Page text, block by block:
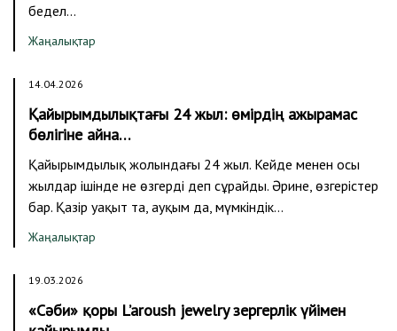
бедел…
Жаңалықтар
14.04.2026
Қайырымдылықтағы 24 жыл: өмірдің ажырамас
бөлігіне айна…
Қайырымдылық жолындағы 24 жыл. Кейде менен осы
жылдар ішінде не өзгерді деп сұрайды. Әрине, өзгерістер
бар. Қазір уақыт та, ауқым да, мүмкіндік…
Жаңалықтар
19.03.2026
«Сәби» қоры L’aroush jewelry зергерлік үйімен